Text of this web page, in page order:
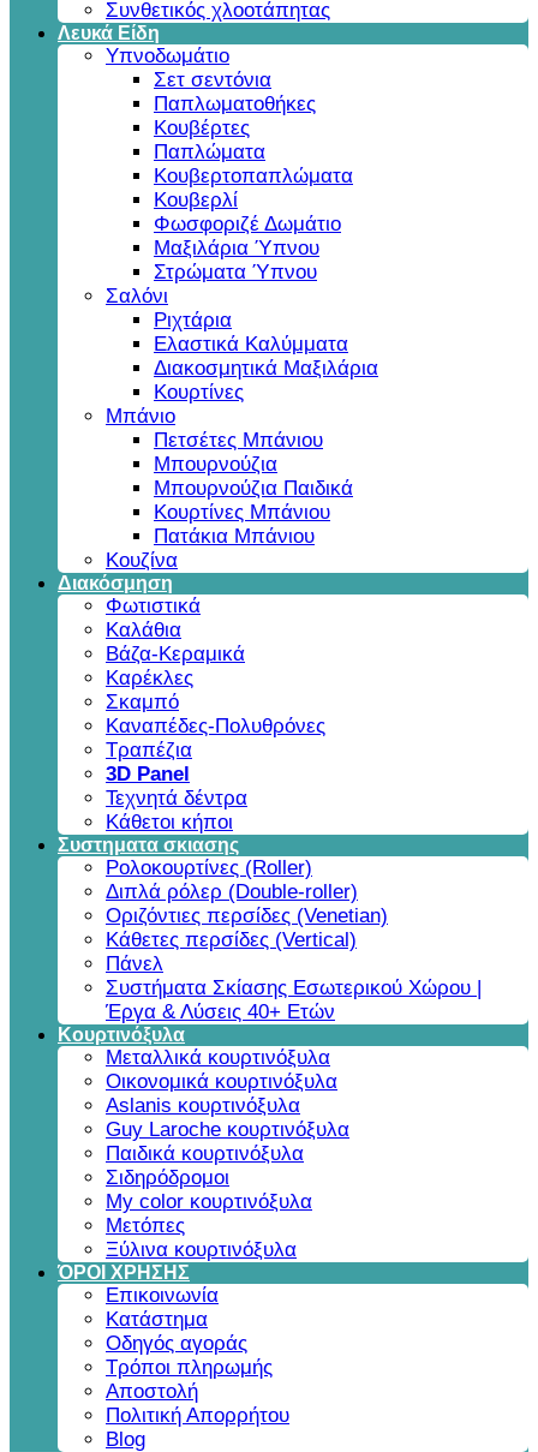
Συνθετικός χλοοτάπητας
Λευκά Είδη
Υπνοδωμάτιο
Σετ σεντόνια
Παπλωματοθήκες
Κουβέρτες
Παπλώματα
Κουβερτοπαπλώματα
Κουβερλί
Φωσφοριζέ Δωμάτιο
Μαξιλάρια Ύπνου
Στρώματα Ύπνου
Σαλόνι
Ριχτάρια
Ελαστικά Καλύμματα
Διακοσμητικά Μαξιλάρια
Κουρτίνες
Μπάνιο
Πετσέτες Μπάνιου
Μπουρνούζια
Μπουρνούζια Παιδικά
Κουρτίνες Μπάνιου
Πατάκια Μπάνιου
Κουζίνα
Διακόσμηση
Φωτιστικά
Καλάθια
Βάζα-Κεραμικά
Καρέκλες
Σκαμπό
Καναπέδες-Πολυθρόνες
Τραπέζια
3D Panel
Τεχνητά δέντρα
Κάθετοι κήποι
Συστηματα σκιασης
Ρολοκουρτίνες (Roller)
Διπλά ρόλερ (Double-roller)
Οριζόντιες περσίδες (Venetian)
Κάθετες περσίδες (Vertical)
Πάνελ
Συστήματα Σκίασης Εσωτερικού Χώρου |
Έργα & Λύσεις 40+ Ετών
Κουρτινόξυλα
Μεταλλικά κουρτινόξυλα
Οικονομικά κουρτινόξυλα
Aslanis κουρτινόξυλα
Guy Laroche κουρτινόξυλα
Παιδικά κουρτινόξυλα
Σιδηρόδρομοι
My color κουρτινόξυλα
Μετόπες
Ξύλινα κουρτινόξυλα
ΌΡΟΙ ΧΡΗΣΗΣ
Επικοινωνία
Κατάστημα
Οδηγός αγοράς
Τρόποι πληρωμής
Αποστολή
Πολιτική Απορρήτου
Blog